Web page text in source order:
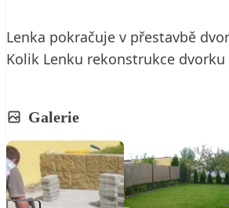
Lenka pokračuje v přestavbě
Kolik Lenku rekonstrukce
Galerie